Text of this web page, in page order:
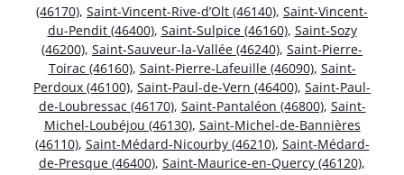
(46170), Saint-Vincent-Rive-d’Olt (46140), Saint-Vincent-
du-Pendit (46400), Saint-Sulpice (46160), Saint-Sozy
(46200), Saint-Sauveur-la-Vallée (46240), Saint-Pierre-
Toirac (46160), Saint-Pierre-Lafeuille (46090), Saint-
Perdoux (46100), Saint-Paul-de-Vern (46400), Saint-Paul-
de-Loubressac (46170), Saint-Pantaléon (46800), Saint-
Michel-Loubéjou (46130), Saint-Michel-de-Bannières
(46110), Saint-Médard-Nicourby (46210), Saint-Médard-
de-Presque (46400), Saint-Maurice-en-Quercy (46120),